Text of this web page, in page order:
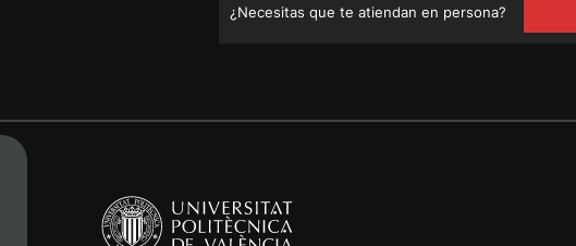
¿Necesitas que te atiendan en persona?